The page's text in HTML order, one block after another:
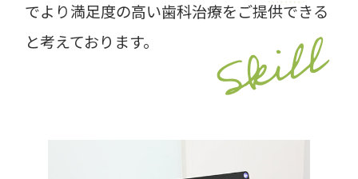
でより満足度の高い歯科治療をご提供できる
と考えております。
Skill